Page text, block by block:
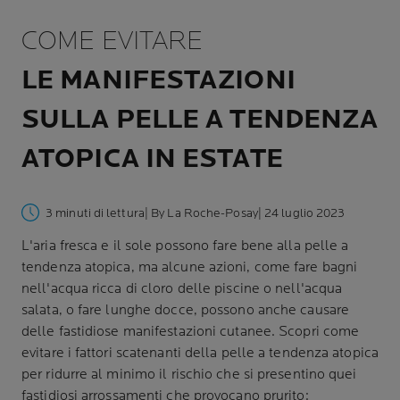
COME EVITARE
LE MANIFESTAZIONI
SULLA PELLE A TENDENZA
ATOPICA IN ESTATE
3 minuti di lettura | By La Roche-Posay| 24 luglio 2023
L'aria fresca e il sole possono fare bene alla pelle a
tendenza atopica, ma alcune azioni, come fare bagni
nell'acqua ricca di cloro delle piscine o nell'acqua
salata, o fare lunghe docce, possono anche causare
delle fastidiose manifestazioni cutanee. Scopri come
evitare i fattori scatenanti della pelle a tendenza atopica
per ridurre al minimo il rischio che si presentino quei
fastidiosi arrossamenti che provocano prurito: